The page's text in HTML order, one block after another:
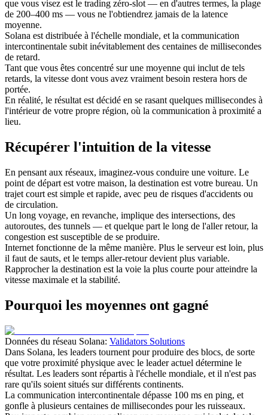
que vous visez est le trading zéro-slot — en d'autres termes, la plage
de 200–400 ms — vous ne l'obtiendrez jamais de la latence
moyenne.
Solana est distribuée à l'échelle mondiale, et la communication
intercontinentale subit inévitablement des centaines de millisecondes
de retard.
Tant que vous êtes concentré sur une moyenne qui inclut de tels
retards, la vitesse dont vous avez vraiment besoin restera hors de
portée.
En réalité, le résultat est décidé en se rasant quelques millisecondes à
l'intérieur de votre propre région, où la communication à proximité a
lieu.
Récupérer l'intuition de la vitesse
En pensant aux réseaux, imaginez-vous conduire une voiture. Le
point de départ est votre maison, la destination est votre bureau. Un
trajet court est simple et rapide, avec peu de risques d'accidents ou
de circulation.
Un long voyage, en revanche, implique des intersections, des
autoroutes, des tunnels — et quelque part le long de l'aller retour, la
congestion est susceptible de se produire.
Internet fonctionne de la même manière. Plus le serveur est loin, plus
il faut de sauts, et le temps aller-retour devient plus variable.
Rapprocher la destination est la voie la plus courte pour atteindre la
vitesse maximale et la stabilité.
Pourquoi les moyennes ont gagné
Données du réseau Solana: Validators Solutions
Dans Solana, les leaders tournent pour produire des blocs, de sorte
que votre proximité physique avec le leader actuel détermine le
résultat. Les leaders sont répartis à l'échelle mondiale, et il n'est pas
rare qu'ils soient situés sur différents continents.
La communication intercontinentale dépasse 100 ms en ping, et
gonfle à plusieurs centaines de millisecondes pour les ruisseaux.